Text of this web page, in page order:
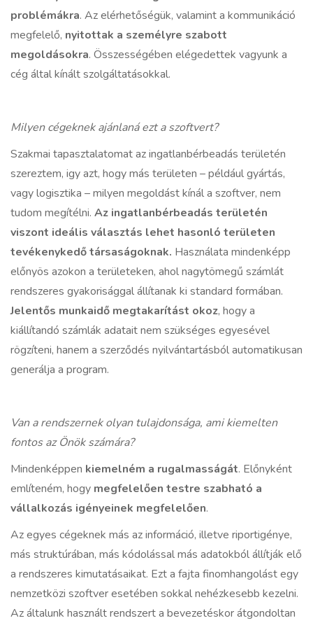
problémákra. Az elérhetőségük, valamint a kommunikáció
megfelelő, nyitottak a személyre szabott
megoldásokra. Összességében elégedettek vagyunk a
cég által kínált szolgáltatásokkal.
Milyen cégeknek ajánlaná ezt a szoftvert?
Szakmai tapasztalatomat az ingatlanbérbeadás területén
szereztem, igy azt, hogy más területen – például gyártás,
vagy logisztika – milyen megoldást kínál a szoftver, nem
tudom megítélni. Az ingatlanbérbeadás területén
viszont ideális választás lehet hasonló területen
tevékenykedő társaságoknak. Használata mindenképp
előnyös azokon a területeken, ahol nagytömegű számlát
rendszeres gyakorisággal állítanak ki standard formában.
Jelentős munkaidő megtakarítást okoz, hogy a
kiállítandó számlák adatait nem szükséges egyesével
rögzíteni, hanem a szerződés nyilvántartásból automatikusan
generálja a program.
Van a rendszernek olyan tulajdonsága, ami kiemelten
fontos az Önök számára?
Mindenképpen kiemelném a rugalmasságát. Előnyként
említeném, hogy megfelelően testre szabható a
vállalkozás igényeinek megfelelően.
Az egyes cégeknek más az információ, illetve riportigénye,
más struktúrában, más kódolással más adatokból állítják elő
a rendszeres kimutatásaikat. Ezt a fajta finomhangolást egy
nemzetközi szoftver esetében sokkal nehézkesebb kezelni.
Az általunk használt rendszert a bevezetéskor átgondoltan